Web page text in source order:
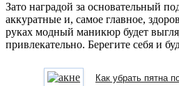
Зато наградой за основательный
аккуратные и, самое главное,
руках модный маникюр будет
привлекательно. Берегите себя и
Как убрать пятна